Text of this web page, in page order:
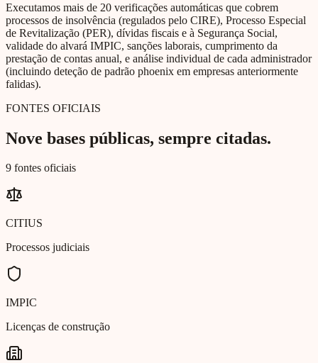
Executamos mais de 20 verificações automáticas que cobrem
processos de insolvência (regulados pelo CIRE), Processo Especial
de Revitalização (PER), dívidas fiscais e à Segurança Social,
validade do alvará IMPIC, sanções laborais, cumprimento da
prestação de contas anual, e análise individual de cada administrador
(incluindo deteção de padrão phoenix em empresas anteriormente
falidas).
FONTES OFICIAIS
Nove bases públicas, sempre citadas.
9 fontes oficiais
CITIUS
Processos judiciais
IMPIC
Licenças de construção